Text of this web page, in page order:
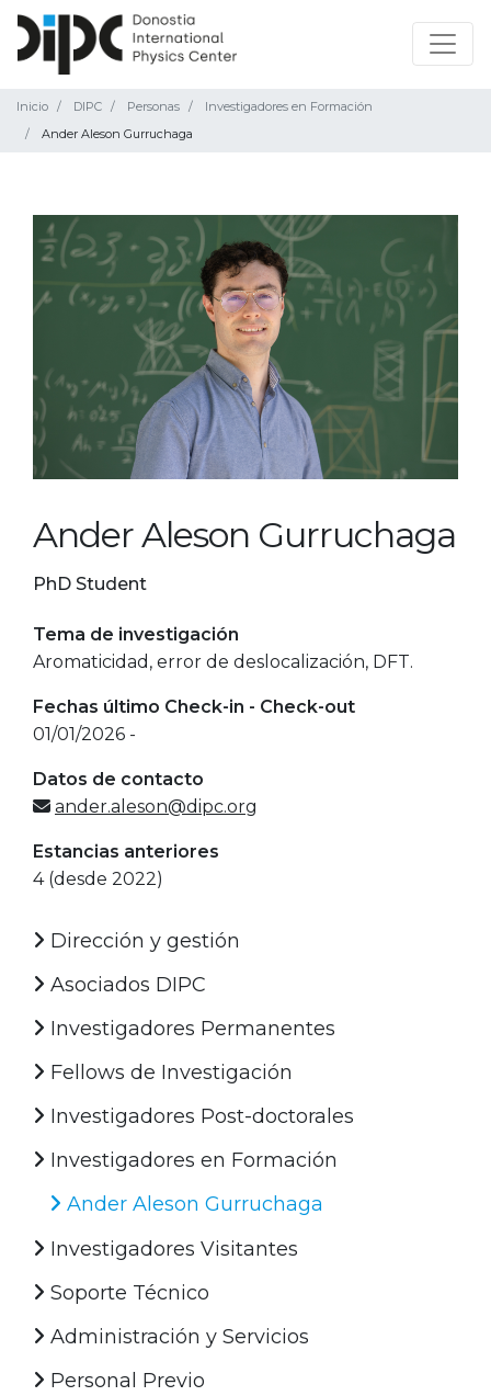
Inicio DIPC Personas
Investigadores en Formación
Ander Aleson Gurruchaga
Ander Aleson Gurruchaga
PhD Student
Tema de investigación
Aromaticidad, error de deslocalización, DFT.
Fechas último Check-in - Check-out
01/01/2026 -
Datos de contacto
ander.aleson@dipc.org
Estancias anteriores
4 (desde 2022)
Dirección y gestión
Asociados DIPC
Investigadores Permanentes
Fellows de Investigación
Investigadores Post-doctorales
Investigadores en Formación
Ander Aleson Gurruchaga
Investigadores Visitantes
Soporte Técnico
Administración y Servicios
Personal Previo